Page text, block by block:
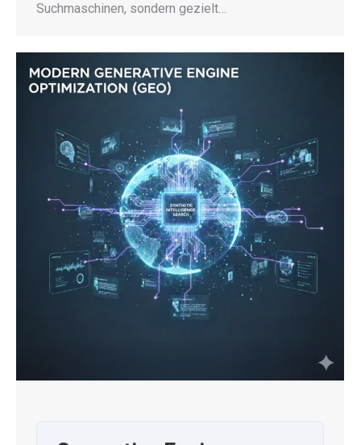
Suchmaschinen, sondern gezielt…